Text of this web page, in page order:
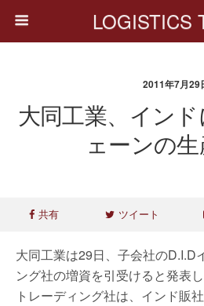
LOGISTICS
2011年7月29
大同工業、イン
ェーンの
共有 ツイート
大同工業は29日、子会社のD.I.D
ング社の増資を引受けると発表
トレーディング社は、インド販